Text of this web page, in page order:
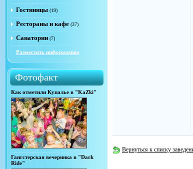
Гостиницы (19)
Рестораны и кафе (37)
Санатории (7)
Разместить информацию
Фотофакт
Как отметили Купалье в "KaZki"
Гангстерская вечеринка в "Dark
Ride"
Вернуться к списку